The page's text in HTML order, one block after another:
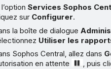
l’optionServices Sophos
sur Configurer.
la boîte de dialogue
Utiliser les
Sophos Central, allez dans
en attente
, puis